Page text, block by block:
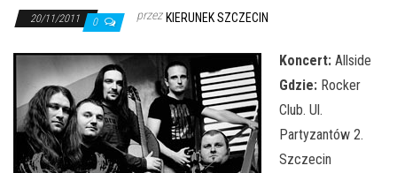
ę
20/11/2011 0 przez KIERUNEK SZCZECIN
Koncert: Allside
Gdzie: Rocker
Club. Ul.
Partyzantów 2.
Szczecin